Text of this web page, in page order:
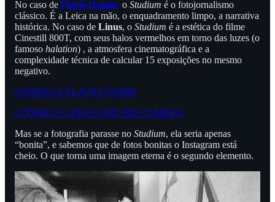
No caso de Flávio Damm, o Studium é o fotojornalismo
clássico. É a Leica na mão, o enquadramento limpo, a narrativa
histórica. No caso de Linus, o Studium é a estética do filme
Cinestill 800T, com seus halos vermelhos em torno das luzes (o
famoso halation) , a atmosfera cinematográfica e a
complexidade técnica de calcular 15 exposições no mesmo
negativo.
CONHEÇA FLAVIO DAMM
CONHEÇA LINUS AND HIS CAMERA
Mas se a fotografia parasse no Studium, ela seria apenas
“bonita”, e sabemos que de fotos bonitas o Instagram está
cheio. O que torna uma imagem eterna é o segundo elemento.